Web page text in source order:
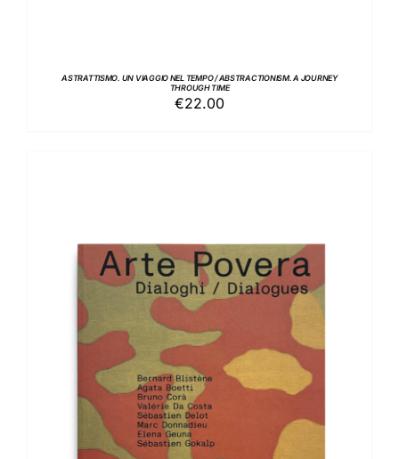
ASTRATTISMO. UN VIAGGIO NEL TEMPO / ABSTRACTIONISM. A JOURNEY
THROUGH TIME
€22.00
AGGIUNGI AL CARRELLO DETTAGLI